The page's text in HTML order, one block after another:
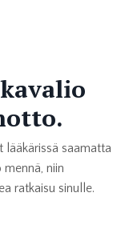
lääkärissä saamatta
niin
ratkaisu sinulle.